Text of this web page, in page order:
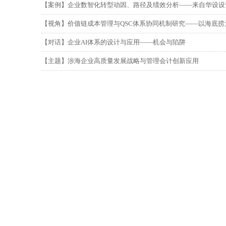
【案例】企业数智化转型动因、路径及绩效分析——来自华设
【视角】价值链成本管理与QSC体系协同机制研究——以海底捞
【对话】企业AI体系的设计与应用——机会与陷阱
【主题】涉海企业高质量发展战略与管理会计创新应用